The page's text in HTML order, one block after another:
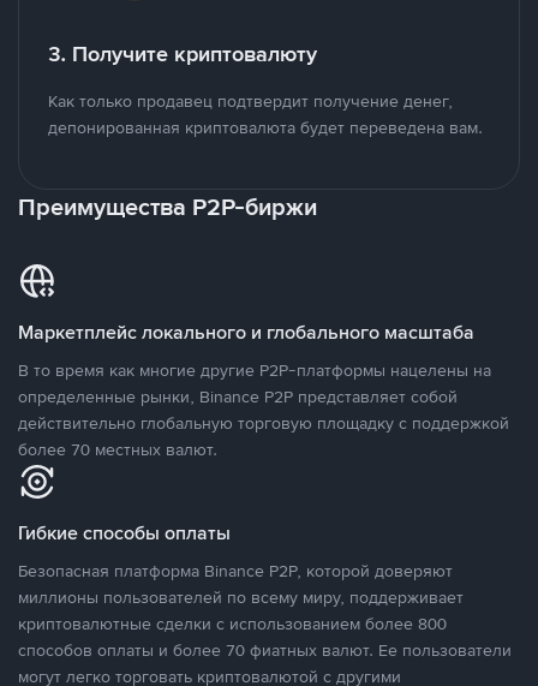
3. Получите криптовалюту
Как только продавец подтвердит получение денег,
депонированная криптовалюта будет переведена вам.
Преимущества P2P-биржи
Маркетплейс локального и глобального масштаба
В то время как многие другие P2P-платформы нацелены на
определенные рынки, Binance P2P представляет собой
действительно глобальную торговую площадку с поддержкой
более 70 местных валют.
Гибкие способы оплаты
Безопасная платформа Binance P2P, которой доверяют
миллионы пользователей по всему миру, поддерживает
криптовалютные сделки с использованием более 800
способов оплаты и более 70 фиатных валют. Ее пользователи
могут легко торговать криптовалютой с другими